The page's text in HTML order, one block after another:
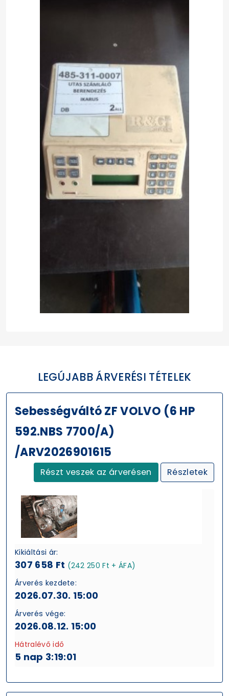
LEGÚJABB ÁRVERÉSI TÉTELEK
Sebességváltó ZF VOLVO (6 HP
592.NBS 7700/A)
/ARV2026901615
Részt veszek az árverésen Részletek
Kikiáltási ár:
307 658 Ft (242 250 Ft + ÁFA)
Árverés kezdete:
2026.07.30. 15:00
Árverés vége:
2026.08.12. 15:00
Hátralévő idő
5 nap 3:19:00